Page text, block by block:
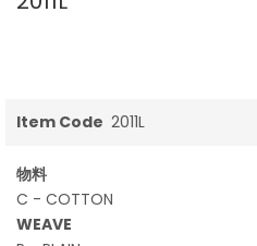
Item Code 2011L
物料
C - COTTON
WEAVE